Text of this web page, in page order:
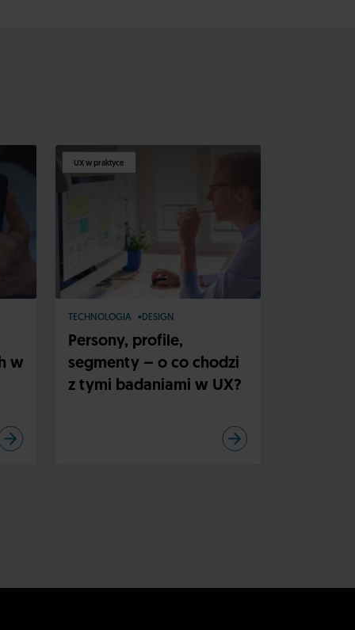
w
UX w praktyce
TECHNOLOGIA DESIGN
Persony, profile,
segmenty – o co chodzi
z tymi badaniami w UX?